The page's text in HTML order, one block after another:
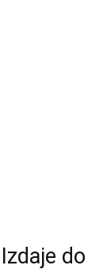
do